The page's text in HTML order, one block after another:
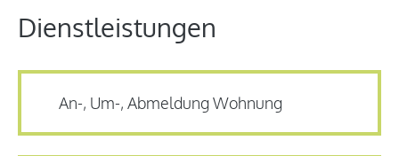
Dienstleistungen
An-, Um-, Abmeldung Wohnung